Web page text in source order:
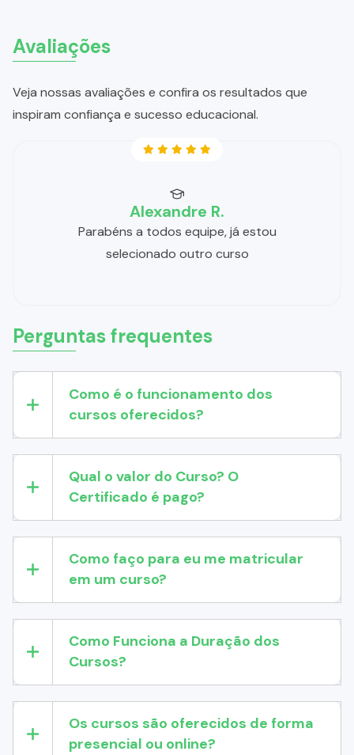
Avaliações
Veja nossas avaliações e confira os resultados que
inspiram confiança e sucesso educacional.
Alexandre R.
Parabéns a todos equipe, já estou
selecionado outro curso
Perguntas frequentes
Como é o funcionamento dos
cursos oferecidos?
Qual o valor do Curso? O
Certificado é pago?
Como faço para eu me matricular
em um curso?
Como Funciona a Duração dos
Cursos?
Os cursos são oferecidos de forma
presencial ou online?